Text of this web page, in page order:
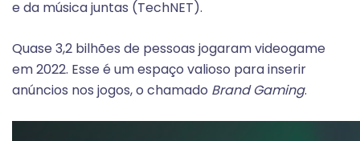
e da música juntas (TechNET).
Quase 3,2 bilhões de pessoas jogaram videogame
em 2022. Esse é um espaço valioso para inserir
anúncios nos jogos, o chamado Brand Gaming.